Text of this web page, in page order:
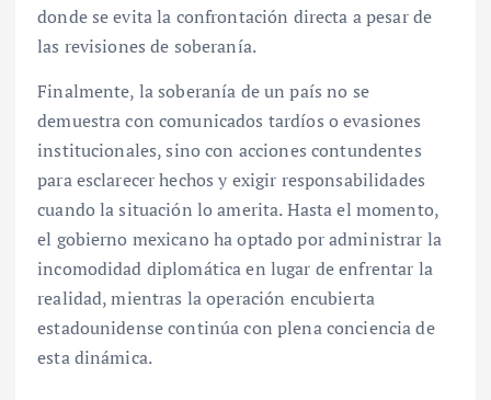
donde se evita la confrontación directa a pesar de
las revisiones de soberanía.
Finalmente, la soberanía de un país no se
demuestra con comunicados tardíos o evasiones
institucionales, sino con acciones contundentes
para esclarecer hechos y exigir responsabilidades
cuando la situación lo amerita. Hasta el momento,
el gobierno mexicano ha optado por administrar la
incomodidad diplomática en lugar de enfrentar la
realidad, mientras la operación encubierta
estadounidense continúa con plena conciencia de
esta dinámica.